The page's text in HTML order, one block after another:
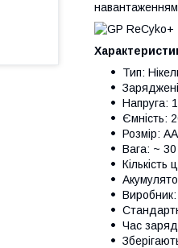
Тип:
Напруга:
Ємність:
Розмір: AА
Вага: ~ 30
Виробник:
Час